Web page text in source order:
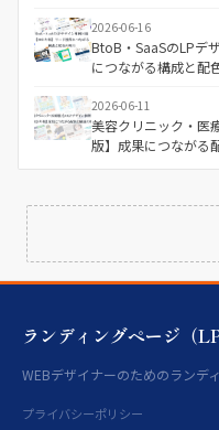
2026-06-16
BtoB・SaaSのLPデ
につながる構成と配
2026-06-11
美容クリニック・医
版】成果につながる
ランディングページ（
WEBデザイナーのためのランデ
プライバシーポリシー